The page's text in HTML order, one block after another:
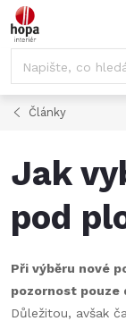
Přejít
na
Články
Jak
pod
Při výběru nové
pozornost pouze
Důležitou, avšak